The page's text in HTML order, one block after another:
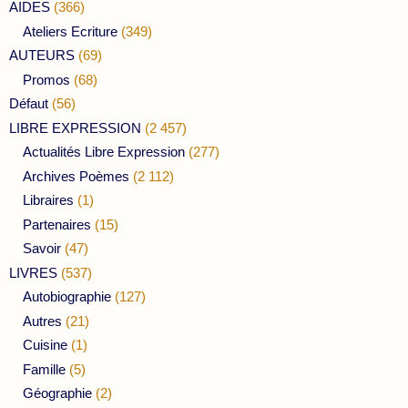
AIDES (366)
Ateliers Ecriture (349)
AUTEURS (69)
Promos (68)
Défaut (56)
LIBRE EXPRESSION (2 457)
Actualités Libre Expression (277)
Archives Poèmes (2 112)
Libraires (1)
Partenaires (15)
Savoir (47)
LIVRES (537)
Autobiographie (127)
Autres (21)
Cuisine (1)
Famille (5)
Géographie (2)